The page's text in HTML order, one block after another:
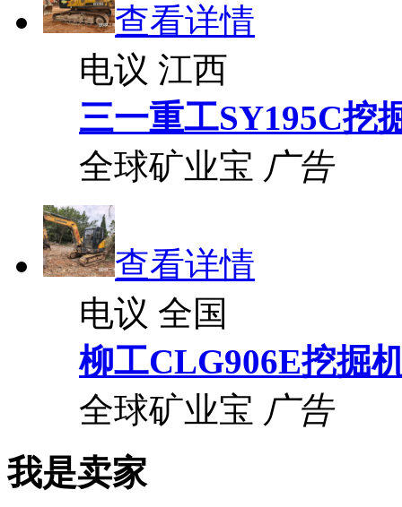
查看详情
电议 江西
三一重工SY195C挖
全球矿业宝 广告
查看详情
电议 全国
柳工CLG906E挖掘
全球矿业宝 广告
我是卖家